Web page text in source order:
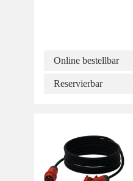
Online bestellbar
Reservierbar